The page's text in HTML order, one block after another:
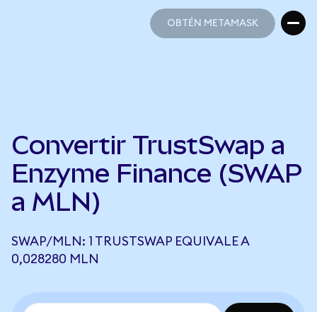
OBTÉN METAMASK
Convertir TrustSwap a
Enzyme Finance (SWAP
a MLN)
SWAP/MLN: 1 TRUSTSWAP EQUIVALE A
0,028280 MLN